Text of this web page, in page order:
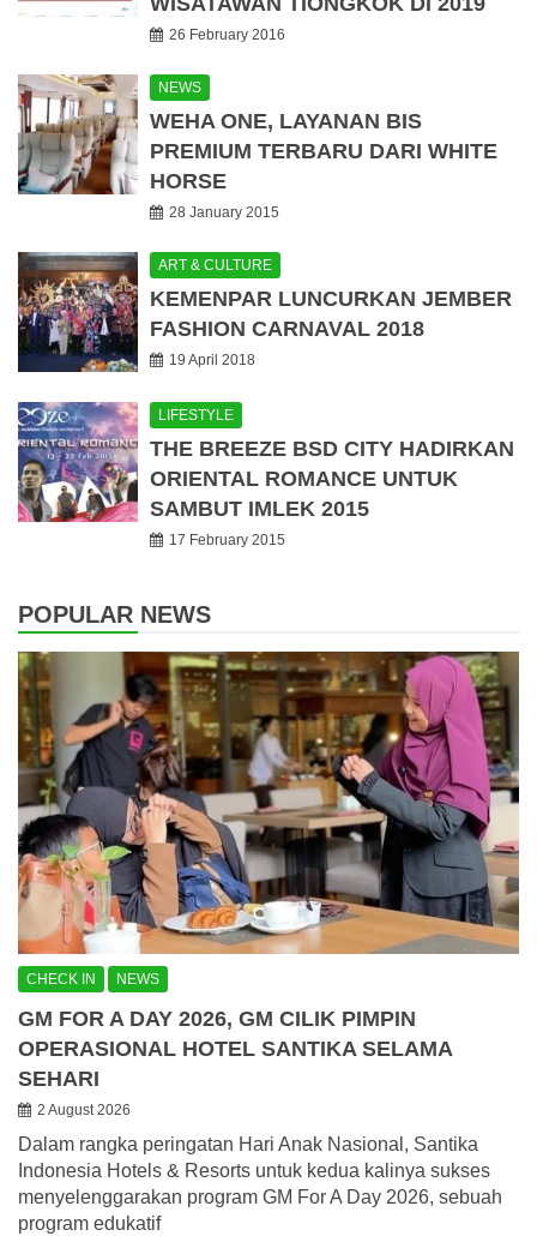
26 February 2016
NEWS
WEHA ONE, LAYANAN BIS
PREMIUM TERBARU DARI WHITE
HORSE
28 January 2015
ART & CULTURE
KEMENPAR LUNCURKAN JEMBER
FASHION CARNAVAL 2018
19 April 2018
LIFESTYLE
THE BREEZE BSD CITY HADIRKAN
ORIENTAL ROMANCE UNTUK
SAMBUT IMLEK 2015
17 February 2015
POPULAR NEWS
CHECK IN NEWS
GM FOR A DAY 2026, GM CILIK PIMPIN
OPERASIONAL HOTEL SANTIKA SELAMA
SEHARI
2 August 2026
Dalam rangka peringatan Hari Anak Nasional, Santika
Indonesia Hotels & Resorts untuk kedua kalinya sukses
menyelenggarakan program GM For A Day 2026, sebuah
program edukatif